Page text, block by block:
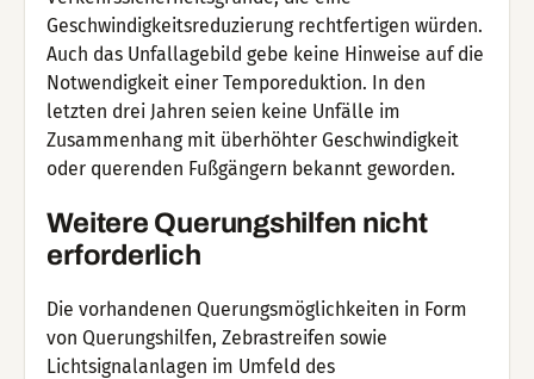
Geschwindigkeitsreduzierung rechtfertigen würden.
Auch das Unfallagebild gebe keine Hinweise auf die
Notwendigkeit einer Temporeduktion. In den
letzten drei Jahren seien keine Unfälle im
Zusammenhang mit überhöhter Geschwindigkeit
oder querenden Fußgängern bekannt geworden.
Weitere Querungshilfen nicht
erforderlich
Die vorhandenen Querungsmöglichkeiten in Form
von Querungshilfen, Zebrastreifen sowie
Lichtsignalanlagen im Umfeld des